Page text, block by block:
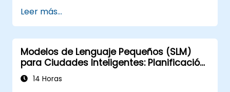
sentimientos.
Optimizar y ajustar los SLMs para casos
de uso específicos.
Desplegar SLMs en entornos con recursos
limitados.
Evaluar e interpretar el rendimiento de
Leer más...
Modelos de Lenguaje Pequeños (SLM)
para Ciudades Inteligentes: Planificación
y Gestión Urbana con IA
14 Horas